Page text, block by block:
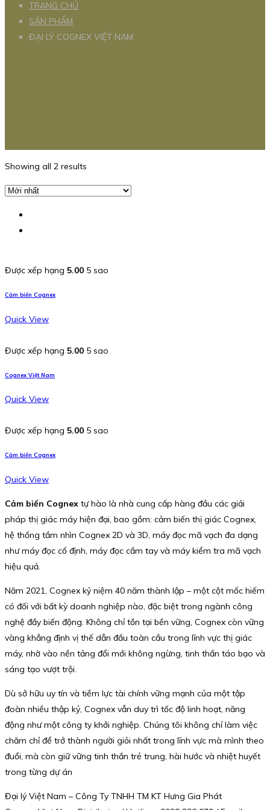
TRANG CHỦ
SẢN PHẨM
ĐẠI LÝ COGNEX VIỆT NAM
Showing all 2 results
Được xếp hạng 5.00 5 sao
Cảm biến Cognex
Quick View
Được xếp hạng 5.00 5 sao
Cognex Việt Nam
Quick View
Được xếp hạng 5.00 5 sao
Cảm biến Cognex
Quick View
Cảm biến Cognex tự hào là nhà cung cấp hàng đầu các giải
pháp thị giác máy hiện đại, bao gồm: cảm biến thị giác Cognex,
hệ thống tầm nhìn Cognex 2D và 3D, máy đọc mã vạch đa dạng
như máy đọc cố định, máy đọc cầm tay và máy kiểm tra mã vạch
hiệu quả.
Năm 2021, Cognex kỷ niệm 40 năm thành lập – một cột mốc hiếm
có đối với bất kỳ doanh nghiệp nào, đặc biệt trong ngành công
nghệ đầy biến động. Không chỉ tồn tại bền vững, Cognex còn vững
vàng khẳng định vị thế dẫn đầu toàn cầu trong lĩnh vực thị giác
máy, nhờ vào nền tảng đổi mới không ngừng, tinh thần táo bạo và
sáng tạo vượt trội.
Dù sở hữu uy tín và tiềm lực tài chính vững mạnh của một tập
đoàn nhiều thập kỷ, Cognex vẫn duy trì tốc độ linh hoạt, năng
động như một công ty khởi nghiệp. Chúng tôi không chỉ làm việc
chăm chỉ để trở thành người giỏi nhất trong lĩnh vực mà mình theo
đuổi, mà còn giữ vững tinh thần trẻ trung, hài hước và nhiệt huyết
trong từng dự án
Đại lý Việt Nam – Công Ty TNHH TM KT Hưng Gia Phát